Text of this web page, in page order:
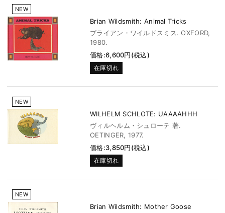
NEW
Brian Wildsmith: Animal Tricks
ブライアン・ワイルドスミス. OXFORD,
1980.
価格:6,600円(税込)
在庫切れ
NEW
WILHELM SCHLOTE: UAAAAHHH
ヴィルヘルム・シュローテ 著.
OETINGER, 1977.
価格:3,850円(税込)
在庫切れ
NEW
Brian Wildsmith: Mother Goose